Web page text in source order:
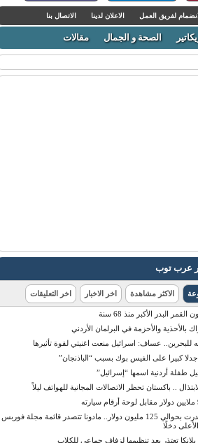
لفريق العمل الاعلان لدينا الاتصال بنا
الصحة و الجمال مقالات
عرب توب
الاكثر مشاهدة اخر الاخبار اخر التعليقات
البدر الأكبر منذ 68 سنة
بالأحذية والأحزمة في البرلمان الأردني
للبحرين.. عساف: اسرائيل منعت اغنيتي لقوة تأثيرها
كبيرا على الفيس بوك بسبب “الباذنجان”
أردنية اسمها “إسرائيل”
.. باكستان تحظر الاتصالات المجانية للهواتف ليلاً
بإيرادات قدرت بحوالي 125 مليون دولار.. مادونا تتصدر قائمة مجلة فوربس
دخلًا
تعتذر بعد تنظيمها لزفاف جماعي للكلاب